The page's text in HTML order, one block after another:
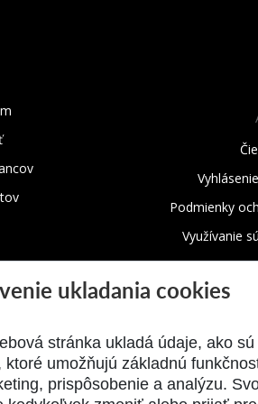
Podmienky
Využívanie
ukladania cookies
stránka ukladá údaje, ako
ktoré umožňujú základnú
prispôsobenie a analýzu.